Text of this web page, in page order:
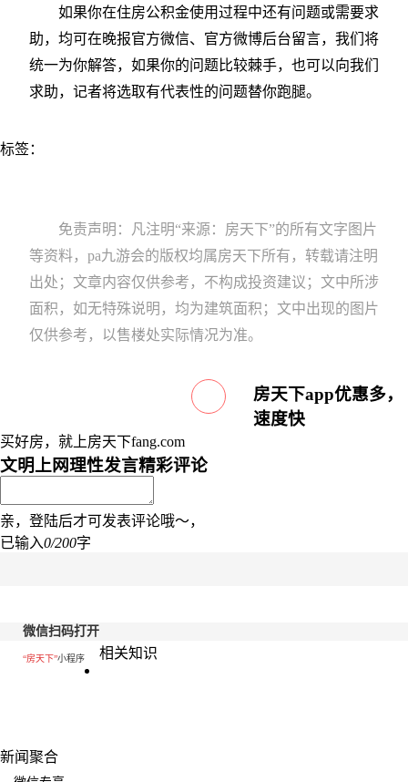
如果你在住房公积金使用过程中还有问题或需要求
助，均可在晚报官方微信、官方微博后台留言，我们将
统一为你解答，如果你的问题比较棘手，也可以向我们
求助，记者将选取有代表性的问题替你跑腿。
标签：
免责声明：凡注明“来源：房天下”的所有文字图片
等资料，pa九游会的版权均属房天下所有，转载请注明
出处；文章内容仅供参考，不构成投资建议；文中所涉
面积，如无特殊说明，均为建筑面积；文中出现的图片
仅供参考，以售楼处实际情况为准。
房天下app优惠多，
速度快
买好房，就上房天下fang.com
文明上网理性发言精彩评论
亲，登陆后才可发表评论哦～，
已输入0/200字
微信扫码打开
“房天下”小程序 相关知识
新闻聚合